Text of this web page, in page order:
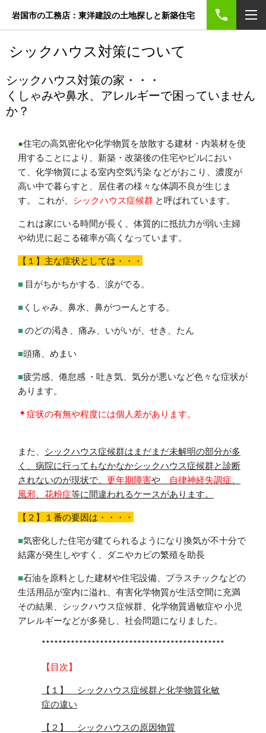
岩国市の工務店：東洋建設の土地探しと新築住宅
シックハウス対策について
シックハウス対策の家・・・
くしゃみや鼻水、アレルギーで困っていません
か？
●住宅の高気密化や化学物質を放散する建材・内装材を使
用することにより、新築・改築後の住宅やビルにおい
て、化学物質による室内空気汚染 などがおこり、濃度が
高い中で暮らすと、居住者の様々な体調不良が生じま
す。 これが、 シックハウス症候群 と呼ばれています。
これは家にいる時間が長く、体質的に抵抗力が弱い主婦
や幼児に起こる確率が高くなっています。
【１】主な症状としては・・・
■ 目がちかちかする、涙がでる。
■ くしゃみ、鼻水、鼻がつーんとする。
■のどの渇き、痛み、いがいが、せき、たん
■頭痛、めまい
■疲労感、倦怠感 ・吐き気、気分が悪いなど色々な症状が
あります。
＊ 症状の有無や程度には個人差があります。
また、 シックハウス症候群はまだまだ未解明の部分が多
く、病院に行ってもなかなかシックハウス症候群と診断
されないのが現状で、 更年期障害や 自律神経失調症
風邪、花粉症等に間違われるケースがあります。
【２】１番の要因は・・・・
■気密化した住宅が建てられるようになり換気が不十分で
結露が発生しやすく、ダニやカビの繁殖を助長
■石油を原料とした建材や住宅設備、プラスチックなどの
生活用品が室内に溢れ、有害化学物質が生活空間に充満
その結果、シックハウス症候群、化学物質過敏症や 小児
アレルギーなどが多発し、社会問題になりました。
********************************************
【目次】
【１】 シックハウス症候群と化学物質化敏
症の違い
【２】 シックハウスの原因物質